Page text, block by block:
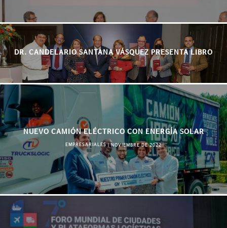
DR. CANDELARIO SANTANA VÁSQUEZ PRESENTA LIBRO
NUEVO CAMIÓN ELÉCTRICO CON ENERGÍA SOLAR
EMPRESARIALES|NOVIEMBRE DE 2022